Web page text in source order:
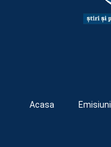
Acasa Emisiuni